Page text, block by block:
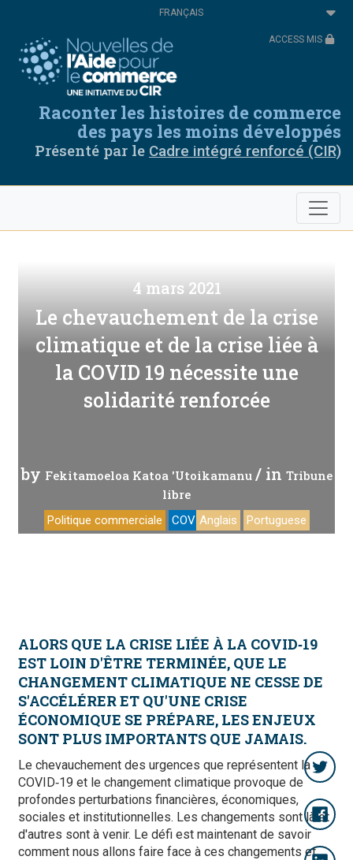
principal
Select
your
ACCESS MIS
Raconter les histoires de commerce
des pays les moins développés
Présenté par le Cadre intégré renforcé (CIR)
4 mars 2021
Le chevauchement de la crise
climatique et de la crise liée à
la COVID 19 nécessite une
solidarité renforcée
by Fekitamoeloa Katoa 'Utoikamanu / in Tribune
libre
Politique commerciale COVID-19
Anglais Portuguese
ALORS QUE LA CRISE LIÉE À LA COVID‑19
EST LOIN D'ÊTRE TERMINÉE, QUE LE
CHANGEMENT CLIMATIQUE NE CESSE DE
S'ACCÉLÉRER ET QU'UNE CRISE
ÉCONOMIQUE SE PRÉPARE, LES ENJEUX
SONT PLUS IMPORTANTS QUE JAMAIS.
Le chevauchement des urgences que représentent la
COVID‑19 et le changement climatique provoque de
profondes perturbations financières, économiques,
sociales et institutionnelles. Les changements sont là et
d'autres sont à venir. Le défi est maintenant de savoir
comment nous allons faire face à ces changements et